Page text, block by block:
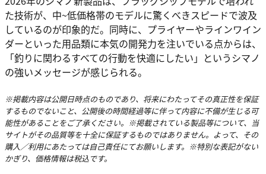
た技術が、中~低価格帯のモデルに驚くべきスピードで波及
しているのが印象的だ。同時に、プライヤーやラインワイン
ダーといった用品類に本気の開発力を注いでいる点からは、
「釣りに関わるすべての行動を快適にしたい」というシマノ
の強いメッセージが感じられる。
※掲載内容は公開日時点のものであり、将来にわたってその真正性を保証
するものでないこと、公開後の時間経過等に伴って内容に不備が生じる可
能性があることをご了承ください。※掲載されている製品等について、当
サイトがその品質等を十全に保証するものではありません。よって、その
購入／利用にあたっては自己責任にてお願いします。※特別な表記がない
かぎり、価格情報は税込です。